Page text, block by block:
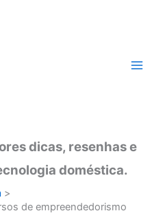
dicas, resenhas e
doméstica.
de empreendedorismo